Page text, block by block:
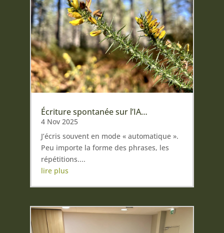
Écriture spontanée sur l’IA…
4 Nov 2025
J’écris souvent en mode « automatique ».
Peu importe la forme des phrases, les
répétitions....
lire plus